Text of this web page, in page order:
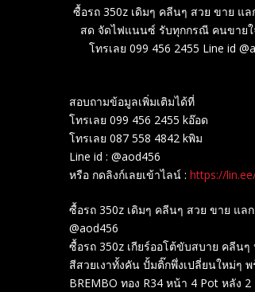
ซื้อรถ 350z เดิมๆ คลีนๆ สวย ขาย แล
สด จัดไฟแนนซ์ รับทุกกรณี คนขายใ
โทรเลย 099 456 2455 Line id
สอบถามข้อมูลเพิ่มเติมได้ที่
โทรเลย 099 456 2455 kอ๊อด
โทรเลย 087 558 4842 kพิม
Line id : @aod456
หรือ กดลิงก์เลยเข้าไลน์ : https://
ซื้อรถ 350z เดิมๆ คลีนๆ สวย ขาย แล
@aod456
ซื้อรถ 350z เกียร์ออโต้ขับสบาย คลีนๆ
สีสวยเงาทั้งคัน ปั้มติ๊กพึ่งเปลี่ยนใหม่ๆ
BREMBO ทอง R34 หน้า 4 Pot หลัง 2